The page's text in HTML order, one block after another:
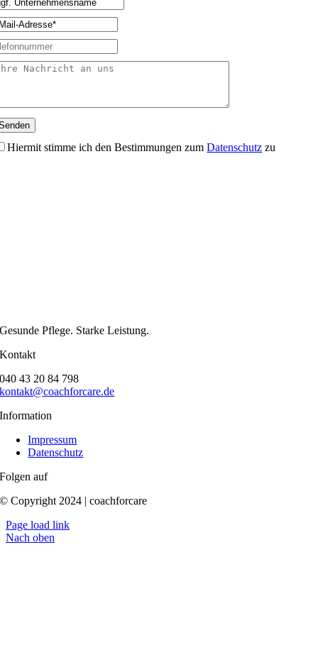
Hiermit stimme ich den Bestimmungen zumDatenschutz zu
Gesunde Pflege. Starke Leistung.
Kontakt
040 43 20 84 798
kontakt@coachforcare.de
Information
Impressum
Datenschutz
Folgen auf
© Copyright 2024 | coachforcare
Page load link
Nach oben